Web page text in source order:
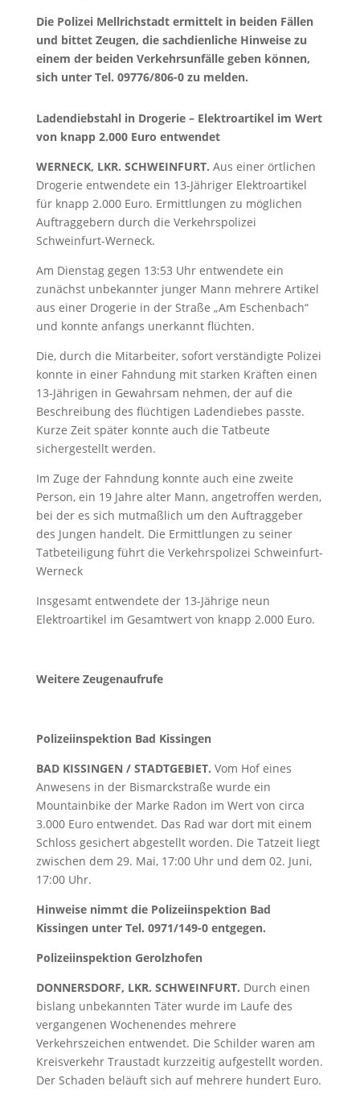
Die Polizei Mellrichstadt ermittelt in beiden Fällen
und bittet Zeugen, die sachdienliche Hinweise zu
einem der beiden Verkehrsunfälle geben können,
sich unter Tel. 09776/806-0 zu melden.
Ladendiebstahl in Drogerie – Elektroartikel im Wert
von knapp 2.000 Euro entwendet
WERNECK, LKR. SCHWEINFURT. Aus einer örtlichen
Drogerie entwendete ein 13-Jähriger Elektroartikel
für knapp 2.000 Euro. Ermittlungen zu möglichen
Auftraggebern durch die Verkehrspolizei
Schweinfurt-Werneck.
Am Dienstag gegen 13:53 Uhr entwendete ein
zunächst unbekannter junger Mann mehrere Artikel
aus einer Drogerie in der Straße „Am Eschenbach“
und konnte anfangs unerkannt flüchten.
Die, durch die Mitarbeiter, sofort verständigte Polizei
konnte in einer Fahndung mit starken Kräften einen
13-Jährigen in Gewahrsam nehmen, der auf die
Beschreibung des flüchtigen Ladendiebes passte.
Kurze Zeit später konnte auch die Tatbeute
sichergestellt werden.
Im Zuge der Fahndung konnte auch eine zweite
Person, ein 19 Jahre alter Mann, angetroffen werden,
bei der es sich mutmaßlich um den Auftraggeber
des Jungen handelt. Die Ermittlungen zu seiner
Tatbeteiligung führt die Verkehrspolizei Schweinfurt-
Werneck
Insgesamt entwendete der 13-Jährige neun
Elektroartikel im Gesamtwert von knapp 2.000 Euro.
Weitere Zeugenaufrufe
Polizeiinspektion Bad Kissingen
BAD KISSINGEN / STADTGEBIET. Vom Hof eines
Anwesens in der Bismarckstraße wurde ein
Mountainbike der Marke Radon im Wert von circa
3.000 Euro entwendet. Das Rad war dort mit einem
Schloss gesichert abgestellt worden. Die Tatzeit liegt
zwischen dem 29. Mai, 17:00 Uhr und dem 02. Juni,
17:00 Uhr.
Hinweise nimmt die Polizeiinspektion Bad
Kissingen unter Tel. 0971/149-0 entgegen.
Polizeiinspektion Gerolzhofen
DONNERSDORF, LKR. SCHWEINFURT. Durch einen
bislang unbekannten Täter wurde im Laufe des
vergangenen Wochenendes mehrere
Verkehrszeichen entwendet. Die Schilder waren am
Kreisverkehr Traustadt kurzzeitig aufgestellt worden.
Der Schaden beläuft sich auf mehrere hundert Euro.